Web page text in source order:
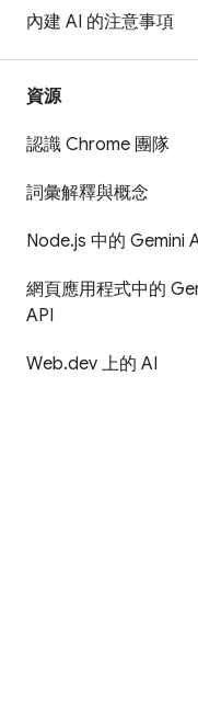
內建 AI 的注意事項
資源
認識 Chrome 團隊
詞彙解釋與概念
Node.js 中的 Gemini
網頁應用程式中的
API
Web.dev 上的 AI